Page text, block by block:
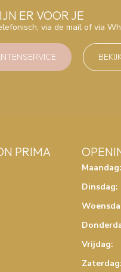
ER VOOR JE
via de mail of via
PRIMA
Maandag:
Dinsdag:
Vrijdag:
Zaterdag: